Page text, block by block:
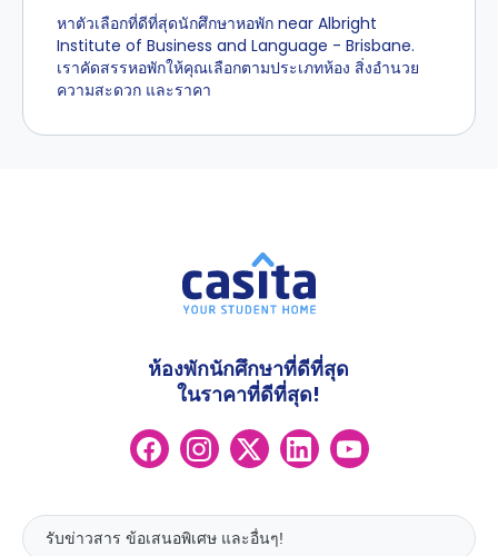
หาตัวเลือกที่ดีที่สุดนักศึกษาหอพัก near Albright
Institute of Business and Language - Brisbane.
เราคัดสรรหอพักให้คุณเลือกตามประเภทห้อง สิ่งอำนวย
ความสะดวก และราคา
ห้องพักนักศึกษาที่ดีที่สุด
ในราคาที่ดีที่สุด!